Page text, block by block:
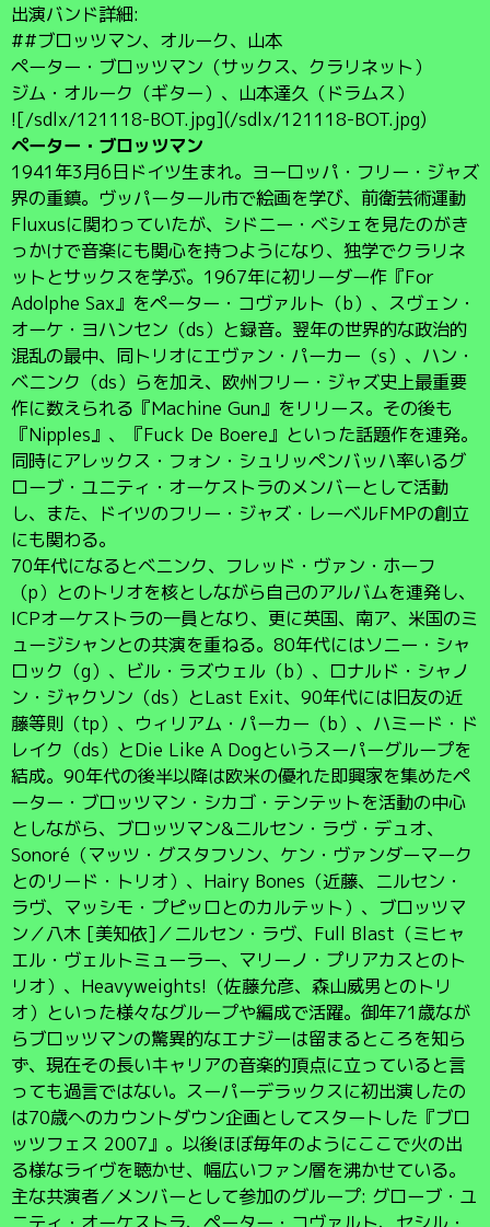
出演バンド詳細:
##ブロッツマン、オルーク、山本
ペーター・ブロッツマン（サックス、クラリネット）
ジム・オルーク（ギター）、山本達久（ドラムス）
![/sdlx/121118-BOT.jpg](/sdlx/121118-BOT.jpg)
ペーター・ブロッツマン
1941年3月6日ドイツ生まれ。ヨーロッパ・フリー・ジャズ
界の重鎮。ヴッパータール市で絵画を学び、前衛芸術運動
Fluxusに関わっていたが、シドニー・ベシェを見たのがき
っかけで音楽にも関心を持つようになり、独学でクラリネ
ットとサックスを学ぶ。1967年に初リーダー作『For
Adolphe Sax』をペーター・コヴァルト（b）、スヴェン・
オーケ・ヨハンセン（ds）と録音。翌年の世界的な政治的
混乱の最中、同トリオにエヴァン・パーカー（s）、ハン・
ベニンク（ds）らを加え、欧州フリー・ジャズ史上最重要
作に数えられる『Machine Gun』をリリース。その後も
『Nipples』、『Fuck De Boere』といった話題作を連発。
同時にアレックス・フォン・シュリッペンバッハ率いるグ
ローブ・ユニティ・オーケストラのメンバーとして活動
し、また、ドイツのフリー・ジャズ・レーベルFMPの創立
にも関わる。
70年代になるとベニンク、フレッド・ヴァン・ホーフ
（p）とのトリオを核としながら自己のアルバムを連発し、
ICPオーケストラの一員となり、更に英国、南ア、米国のミ
ュージシャンとの共演を重ねる。80年代にはソニー・シャ
ロック（g）、ビル・ラズウェル（b）、ロナルド・シャノ
ン・ジャクソン（ds）とLast Exit、90年代には旧友の近
藤等則（tp）、ウィリアム・パーカー（b）、ハミード・ド
レイク（ds）とDie Like A Dogというスーパーグループを
結成。90年代の後半以降は欧米の優れた即興家を集めたペ
ーター・ブロッツマン・シカゴ・テンテットを活動の中心
としながら、ブロッツマン&ニルセン・ラヴ・デュオ、
Sonoré（マッツ・グスタフソン、ケン・ヴァンダーマーク
とのリード・トリオ）、Hairy Bones（近藤、ニルセン・
ラヴ、マッシモ・プピッロとのカルテット）、ブロッツマ
ン／八木 [美知依]／ニルセン・ラヴ、Full Blast（ミヒャ
エル・ヴェルトミューラー、マリーノ・プリアカスとのト
リオ）、Heavyweights!（佐藤允彦、森山威男とのトリ
オ）といった様々なグループや編成で活躍。御年71歳なが
らブロッツマンの驚異的なエナジーは留まるところを知ら
ず、現在その長いキャリアの音楽的頂点に立っていると言
っても過言ではない。スーパーデラックスに初出演したの
は70歳へのカウントダウン企画としてスタートした『ブロ
ッツフェス 2007』。以後ほぼ毎年のようにここで火の出
る様なライヴを聴かせ、幅広いファン層を沸かせている。
主な共演者／メンバーとして参加のグループ: グローブ・ユ